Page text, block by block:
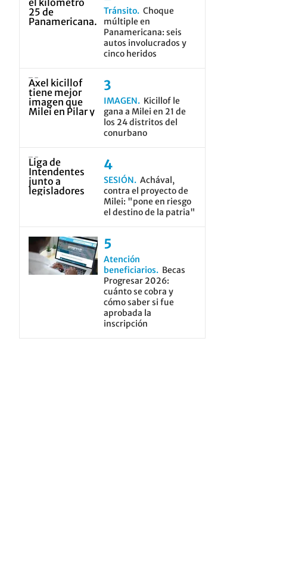
Tránsito Choque
múltiple en
Panamericana: seis
autos involucrados y
cinco heridos
IMAGEN
Kicillof le
gana a Milei en 21 de
los 24 distritos del
conurbano
SESIÓN
Achával,
contra el proyecto de
Milei: "pone en riesgo
el destino de la patria"
Atención
beneficiarios
Becas
Progresar 2026:
cuánto se cobra y
cómo saber si fue
aprobada la
inscripción